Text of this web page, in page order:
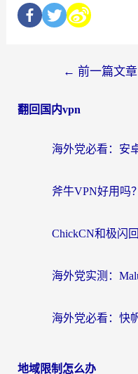
← 前一篇文章
翻回国内vpn
地域限制怎么办